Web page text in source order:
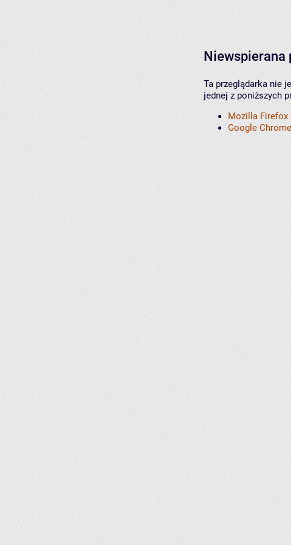
Niewspierana
Ta przeglądarka nie
jednej z poniższych
Mozilla Firefox
Google Chrome